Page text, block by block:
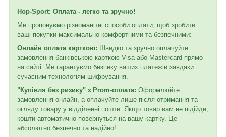
Hop-Sport: Оплата - легко та зручно!
Ми пропонуємо різноманітні способи оплати, щоб зробити
ваші покупки максимально комфортними та безпечними:
Онлайн оплата карткою: Швидко та зручно оплачуйте
замовлення банківською карткою Visa або Mastercard прямо
на сайті. Ми гарантуємо безпеку ваших платежів завдяки
сучасним технологіям шифрування.
"Купівля без ризику" з Prom-оплата: Оформлюйте
замовлення онлайн, а оплачуйте лише після отримання та
огляду товару у відділенні пошти. Якщо товар вам не підійде,
кошти автоматично повернуться на вашу картку. Це
абсолютно безпечно та надійно!